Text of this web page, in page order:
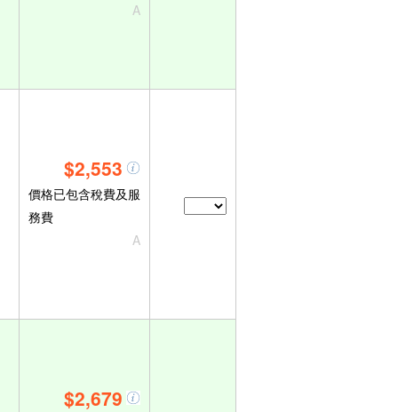
A
$2,553
價格已包含稅費及服
務費
A
$2,679